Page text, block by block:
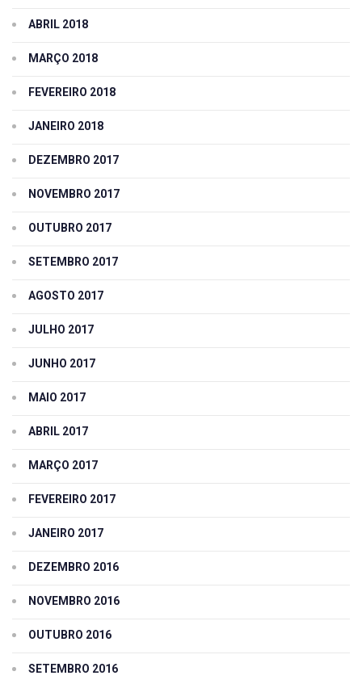
ABRIL 2018
MARÇO 2018
FEVEREIRO 2018
JANEIRO 2018
DEZEMBRO 2017
NOVEMBRO 2017
OUTUBRO 2017
SETEMBRO 2017
AGOSTO 2017
JULHO 2017
JUNHO 2017
MAIO 2017
ABRIL 2017
MARÇO 2017
FEVEREIRO 2017
JANEIRO 2017
DEZEMBRO 2016
NOVEMBRO 2016
OUTUBRO 2016
SETEMBRO 2016